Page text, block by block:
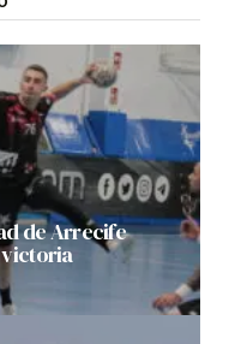
de Arrecife
victoria